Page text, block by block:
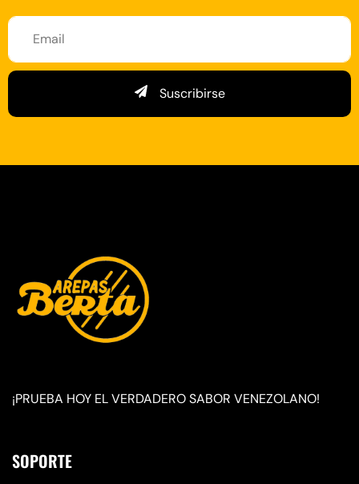
Suscribirse
¡PRUEBA HOY EL VERDADERO SABOR VENEZOLANO!
SOPORTE